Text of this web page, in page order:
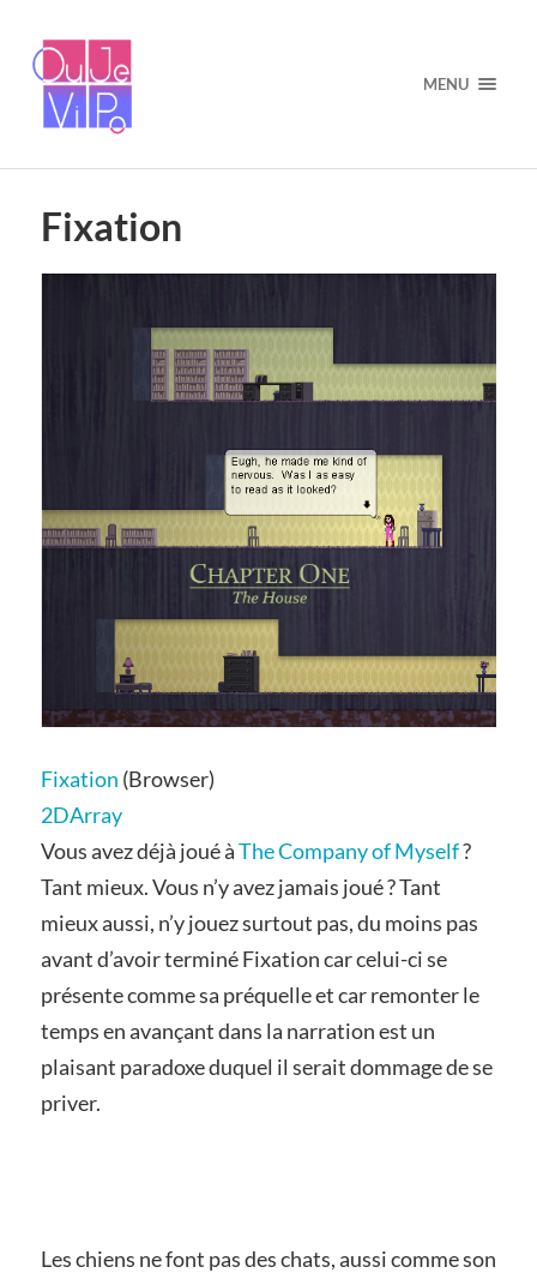
MENU
Fixation
Fixation (Browser)
2DArray
Vous avez déjà joué àThe Company of Myself?
Tant mieux. Vous n’y avez jamais joué ? Tant
mieux aussi, n’y jouez surtout pas, du moins pas
avant d’avoir terminé Fixation car celui-ci se
présente comme sa préquelle et car remonter le
temps en avançant dans la narration est un
plaisant paradoxe duquel il serait dommage de se
priver.
Les chiens ne font pas des chats, aussi comme son